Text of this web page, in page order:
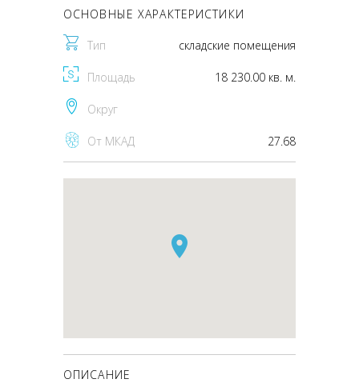
ОСНОВНЫЕ ХАРАКТЕРИСТИКИ
Тип складские помещения
Площадь 18 230.00 кв. м.
Округ
От МКАД 27.68
ОПИСАНИЕ